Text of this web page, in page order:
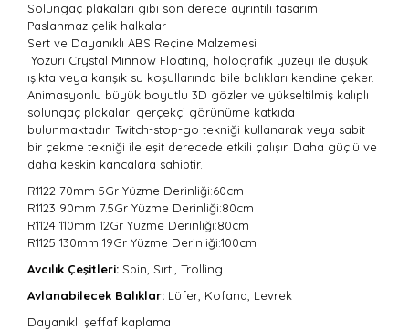
Solungaç plakaları gibi son derece ayrıntılı tasarım
Paslanmaz çelik halkalar
Sert ve Dayanıklı ABS Reçine Malzemesi
Yozuri Crystal Minnow Floating, holografik yüzeyi ile düşük
ışıkta veya karışık su koşullarında bile balıkları kendine çeker.
Animasyonlu büyük boyutlu 3D gözler ve yükseltilmiş kalıplı
solungaç plakaları gerçekçi görünüme katkıda
bulunmaktadır. Twitch-stop-go tekniği kullanarak veya sabit
bir çekme tekniği ile eşit derecede etkili çalışır. Daha güçlü ve
daha keskin kancalara sahiptir.
R1122 70mm 5Gr Yüzme Derinliği:60cm
R1123 90mm 7.5Gr Yüzme Derinliği:80cm
R1124 110mm 12Gr Yüzme Derinliği:80cm
R1125 130mm 19Gr Yüzme Derinliği:100cm
Avcılık Çeşitleri: Spin, Sırtı, Trolling
Avlanabilecek Balıklar: Lüfer, Kofana, Levrek
Dayanıklı şeffaf kaplama